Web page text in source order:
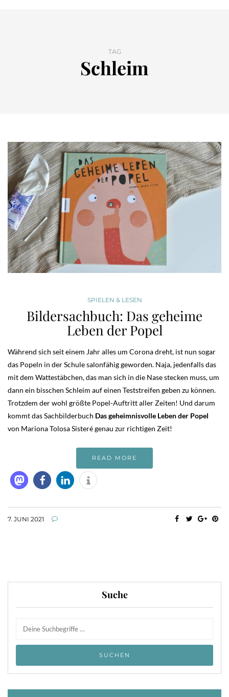
TAG
Schleim
SPIELEN & LESEN
Bildersachbuch: Das geheime
Leben der Popel
Während sich seit einem Jahr alles um Corona dreht, ist nun sogar
das Popeln in der Schule salonfähig geworden. Naja, jedenfalls das
mit dem Wattestäbchen, das man sich in die Nase stecken muss, um
dann ein bisschen Schleim auf einen Teststreifen geben zu können.
Trotzdem der wohl größte Popel-Auftritt aller Zeiten! Und darum
kommt das Sachbilderbuch Das geheimnisvolle Leben der Popel
von Mariona Tolosa Sisteré genau zur richtigen Zeit!
READ MORE
7. JUNI 2021
Suche